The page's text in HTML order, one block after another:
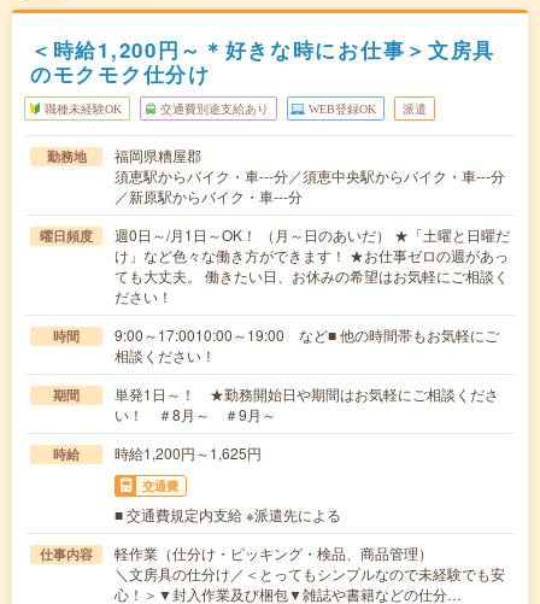
＜時給1,200円～＊好きな時にお仕事＞文房具
のモクモク仕分け
職種未経験OK 交通費別途支給あり WEB登録OK 派遣
勤務地
福岡県糟屋郡
須恵駅からバイク・車---分／須恵中央駅からバイク・車---分
／新原駅からバイク・車---分
曜日頻度
週0日～/月1日～OK！ （月～日のあいだ） ★「土曜と日曜だ
け」など色々な働き方ができます！ ★お仕事ゼロの週があっ
ても大丈夫。 働きたい日、お休みの希望はお気軽にご相談く
ださい！
時間
9:00～17:0010:00～19:00 など■ 他の時間帯もお気軽にご
相談ください！
期間
単発1日～！ ★勤務開始日や期間はお気軽にご相談くださ
い！ ＃8月～ ＃9月～
時給 時給1,200円～1,625円
交通費
■ 交通費規定内支給 ※派遣先による
仕事内容
軽作業（仕分け・ピッキング・検品、商品管理）
＼文房具の仕分け／＜とってもシンプルなので未経験でも安
心！＞▼封入作業及び梱包▼雑誌や書籍などの仕分…